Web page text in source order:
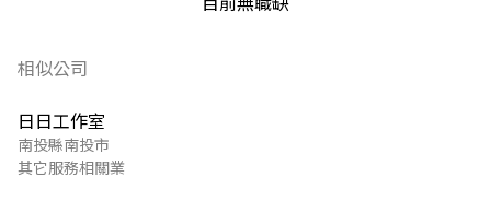
相似公司
日日工作室
南投縣南投市
其它服務相關業